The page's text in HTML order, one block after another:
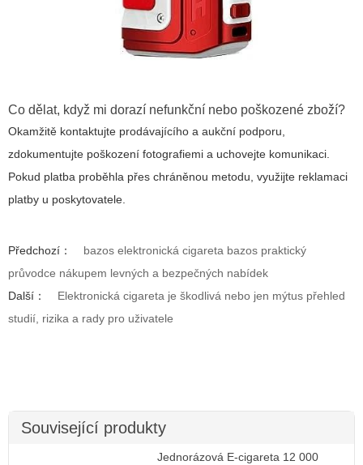
Co dělat, když mi dorazí nefunkční nebo poškozené zboží?
Okamžitě kontaktujte prodávajícího a aukční podporu,
zdokumentujte poškození fotografiemi a uchovejte komunikaci.
Pokud platba proběhla přes chráněnou metodu, využijte reklamaci
platby u poskytovatele.
Předchozí：
bazos elektronická cigareta bazos praktický
průvodce nákupem levných a bezpečných nabídek
Další：
Elektronická cigareta je škodlivá nebo jen mýtus přehled
studií, rizika a rady pro uživatele
Související produkty
Jednorázová E-cigareta 12 000